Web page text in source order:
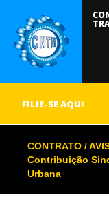
FILIE-SE AQUI
CONTRATO /
Contribuição
Urbana